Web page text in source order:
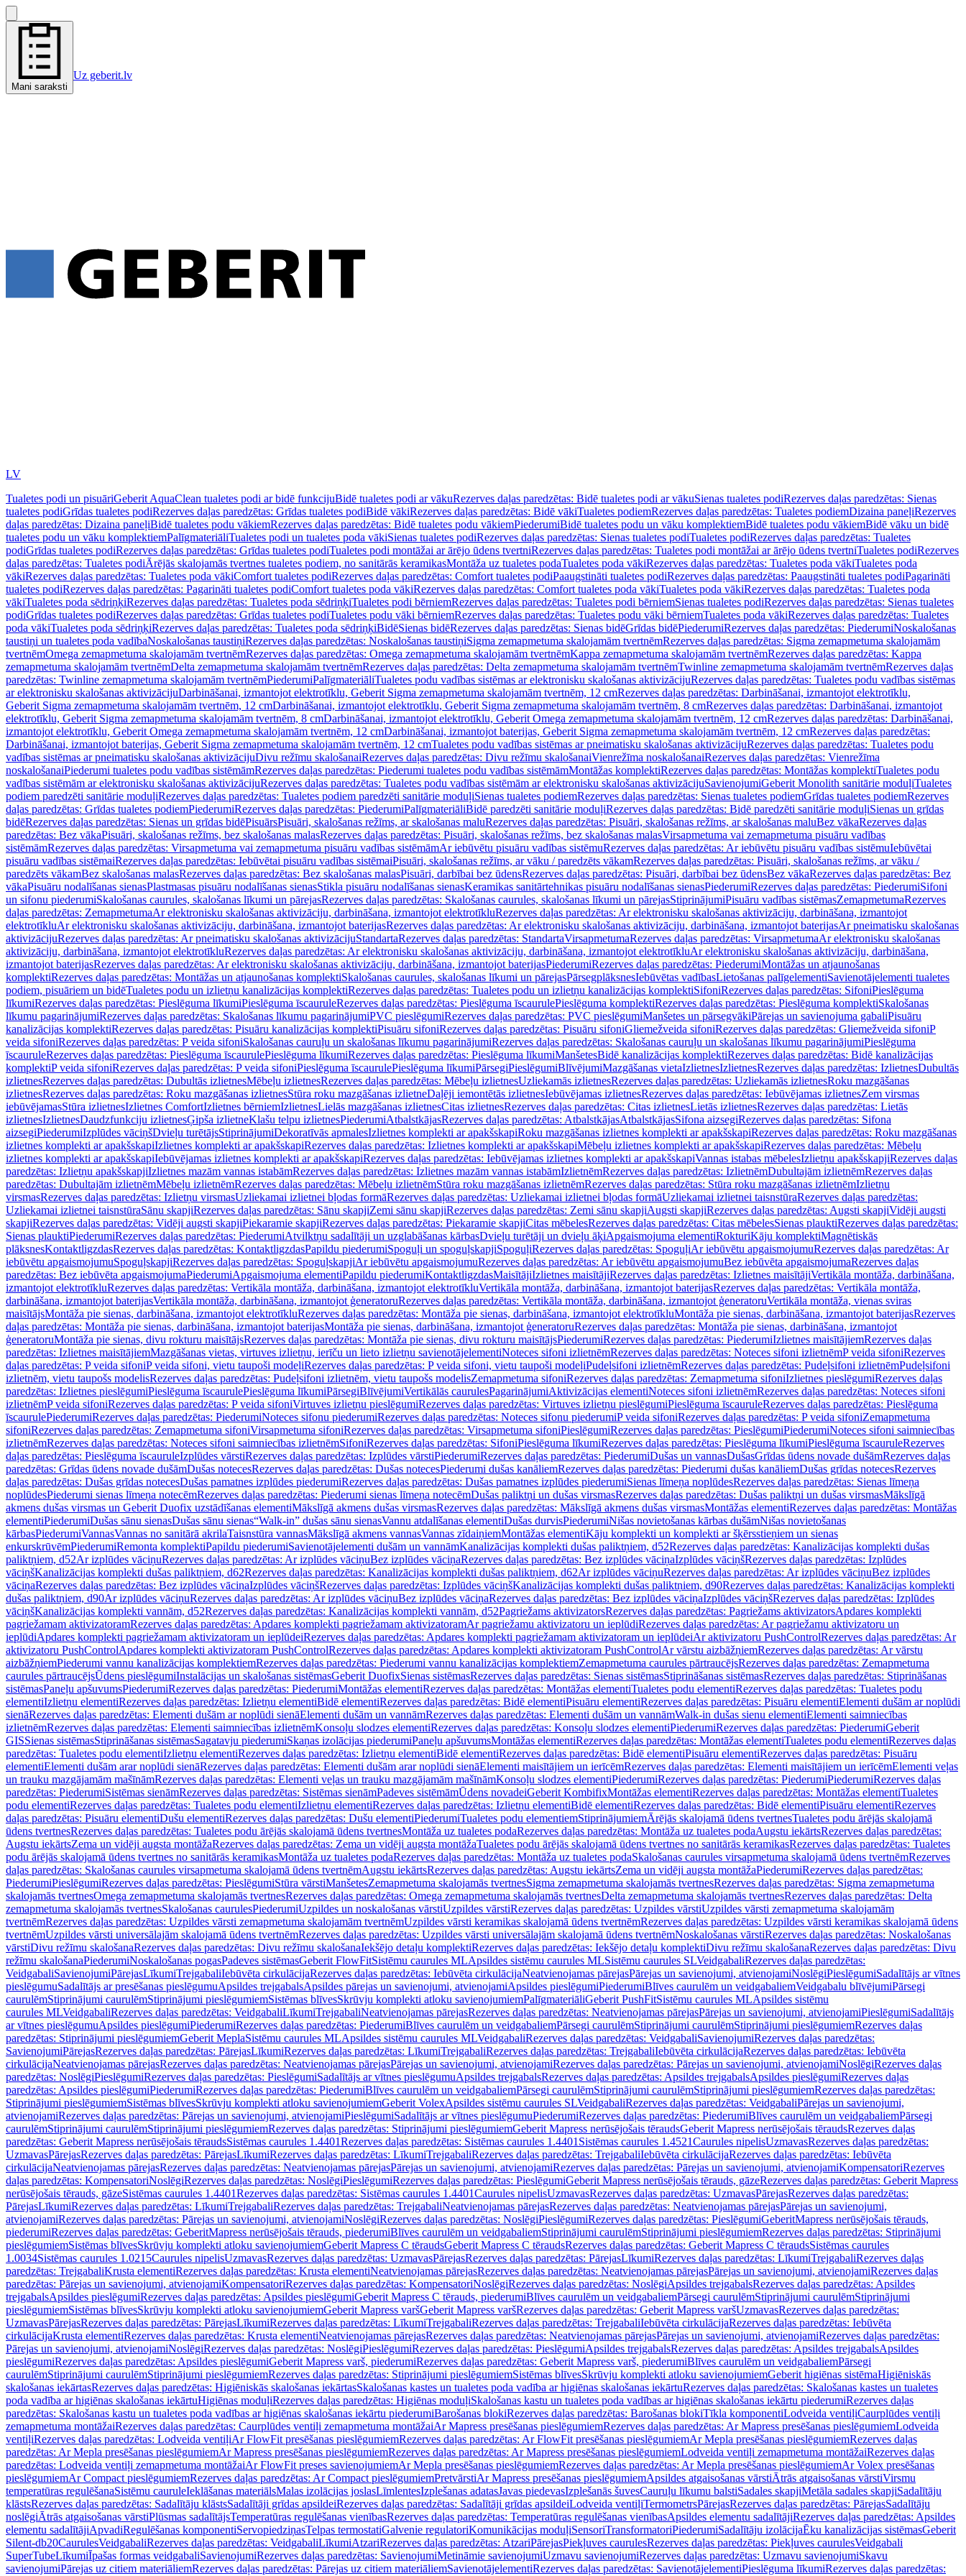
Mani saraksti
Uz geberit.lv
LV
Tualetes podi un pisuāriGeberit AquaClean tualetes podi ar bidē funkcijuBidē tualetes podi ar vākuRezerves daļas paredzētas: Bidē tualetes podi ar vākuSienas tualetes podiRezerves daļas paredzētas: Sienas
tualetes podiGrīdas tualetes podiRezerves daļas paredzētas: Grīdas tualetes podiBidē vākiRezerves daļas paredzētas: Bidē vākiTualetes podiemRezerves daļas paredzētas: Tualetes podiemDizaina paneļiRezerves
daļas paredzētas: Dizaina paneļiBidē tualetes podu vākiemRezerves daļas paredzētas: Bidē tualetes podu vākiemPiederumiBidē tualetes podu un vāku komplektiemBidē tualetes podu vākiemBidē vāku un bidē
tualetes podu un vāku komplektiemPalīgmateriāliTualetes podi un tualetes poda vākiSienas tualetes podiRezerves daļas paredzētas: Sienas tualetes podiTualetes podiRezerves daļas paredzētas: Tualetes
podiGrīdas tualetes podiRezerves daļas paredzētas: Grīdas tualetes podiTualetes podi montāžai ar ārējo ūdens tvertniRezerves daļas paredzētas: Tualetes podi montāžai ar ārējo ūdens tvertniTualetes podiRezerves
daļas paredzētas: Tualetes podiĀrējās skalojamās tvertnes tualetes podiem, no sanitārās keramikasMontāža uz tualetes podaTualetes poda vākiRezerves daļas paredzētas: Tualetes poda vākiTualetes poda
vākiRezerves daļas paredzētas: Tualetes poda vākiComfort tualetes podiRezerves daļas paredzētas: Comfort tualetes podiPaaugstināti tualetes podiRezerves daļas paredzētas: Paaugstināti tualetes podiPagarināti
tualetes podiRezerves daļas paredzētas: Pagarināti tualetes podiComfort tualetes poda vākiRezerves daļas paredzētas: Comfort tualetes poda vākiTualetes poda vākiRezerves daļas paredzētas: Tualetes poda
vākiTualetes poda sēdriņķiRezerves daļas paredzētas: Tualetes poda sēdriņķiTualetes podi bērniemRezerves daļas paredzētas: Tualetes podi bērniemSienas tualetes podiRezerves daļas paredzētas: Sienas tualetes
podiGrīdas tualetes podiRezerves daļas paredzētas: Grīdas tualetes podiTualetes podu vāki bērniemRezerves daļas paredzētas: Tualetes podu vāki bērniemTualetes poda vākiRezerves daļas paredzētas: Tualetes
poda vākiTualetes poda sēdriņķiRezerves daļas paredzētas: Tualetes poda sēdriņķiBidēSienas bidēRezerves daļas paredzētas: Sienas bidēGrīdas bidēPiederumiRezerves daļas paredzētas: PiederumiNoskalošanas
taustiņi un tualetes poda vadībaNoskalošanas taustiņiRezerves daļas paredzētas: Noskalošanas taustiņiSigma zemapmetuma skalojamām tvertnēmRezerves daļas paredzētas: Sigma zemapmetuma skalojamām
tvertnēmOmega zemapmetuma skalojamām tvertnēmRezerves daļas paredzētas: Omega zemapmetuma skalojamām tvertnēmKappa zemapmetuma skalojamām tvertnēmRezerves daļas paredzētas: Kappa
zemapmetuma skalojamām tvertnēmDelta zemapmetuma skalojamām tvertnēmRezerves daļas paredzētas: Delta zemapmetuma skalojamām tvertnēmTwinline zemapmetuma skalojamām tvertnēmRezerves daļas
paredzētas: Twinline zemapmetuma skalojamām tvertnēmPiederumiPalīgmateriāliTualetes podu vadības sistēmas ar elektronisku skalošanas aktivizācijuRezerves daļas paredzētas: Tualetes podu vadības sistēmas
ar elektronisku skalošanas aktivizācijuDarbināšanai, izmantojot elektrotīklu, Geberit Sigma zemapmetuma skalojamām tvertnēm, 12 cmRezerves daļas paredzētas: Darbināšanai, izmantojot elektrotīklu,
Geberit Sigma zemapmetuma skalojamām tvertnēm, 12 cmDarbināšanai, izmantojot elektrotīklu, Geberit Sigma zemapmetuma skalojamām tvertnēm, 8 cmRezerves daļas paredzētas: Darbināšanai, izmantojot
elektrotīklu, Geberit Sigma zemapmetuma skalojamām tvertnēm, 8 cmDarbināšanai, izmantojot elektrotīklu, Geberit Omega zemapmetuma skalojamām tvertnēm, 12 cmRezerves daļas paredzētas: Darbināšanai,
izmantojot elektrotīklu, Geberit Omega zemapmetuma skalojamām tvertnēm, 12 cmDarbināšanai, izmantojot baterijas, Geberit Sigma zemapmetuma skalojamām tvertnēm, 12 cmRezerves daļas paredzētas:
Darbināšanai, izmantojot baterijas, Geberit Sigma zemapmetuma skalojamām tvertnēm, 12 cmTualetes podu vadības sistēmas ar pneimatisku skalošanas aktivizācijuRezerves daļas paredzētas: Tualetes podu
vadības sistēmas ar pneimatisku skalošanas aktivizācijuDivu režīmu skalošanaiRezerves daļas paredzētas: Divu režīmu skalošanaiVienrežīma noskalošanaiRezerves daļas paredzētas: Vienrežīma
noskalošanaiPiederumi tualetes podu vadības sistēmāmRezerves daļas paredzētas: Piederumi tualetes podu vadības sistēmāmMontāžas komplektiRezerves daļas paredzētas: Montāžas komplektiTualetes podu
vadības sistēmām ar elektronisku skalošanas aktivizācijuRezerves daļas paredzētas: Tualetes podu vadības sistēmām ar elektronisku skalošanas aktivizācijuSavienojumiGeberit Monolith sanitārie moduļiTualetes
podiem paredzēti sanitārie moduļiRezerves daļas paredzētas: Tualetes podiem paredzēti sanitārie moduļiSienas tualetes podiemRezerves daļas paredzētas: Sienas tualetes podiemGrīdas tualetes podiemRezerves
daļas paredzētas: Grīdas tualetes podiemPiederumiRezerves daļas paredzētas: PiederumiPalīgmateriāliBidē paredzēti sanitārie moduļiRezerves daļas paredzētas: Bidē paredzēti sanitārie moduļiSienas un grīdas
bidēRezerves daļas paredzētas: Sienas un grīdas bidēPisuārsPisuāri, skalošanas režīms, ar skalošanas maluRezerves daļas paredzētas: Pisuāri, skalošanas režīms, ar skalošanas maluBez vākaRezerves daļas
paredzētas: Bez vākaPisuāri, skalošanas režīms, bez skalošanas malasRezerves daļas paredzētas: Pisuāri, skalošanas režīms, bez skalošanas malasVirsapmetuma vai zemapmetuma pisuāru vadības
sistēmāmRezerves daļas paredzētas: Virsapmetuma vai zemapmetuma pisuāru vadības sistēmāmAr iebūvētu pisuāru vadības sistēmuRezerves daļas paredzētas: Ar iebūvētu pisuāru vadības sistēmuIebūvētai
pisuāru vadības sistēmaiRezerves daļas paredzētas: Iebūvētai pisuāru vadības sistēmaiPisuāri, skalošanas režīms, ar vāku / paredzēts vākamRezerves daļas paredzētas: Pisuāri, skalošanas režīms, ar vāku /
paredzēts vākamBez skalošanas malasRezerves daļas paredzētas: Bez skalošanas malasPisuāri, darbībai bez ūdensRezerves daļas paredzētas: Pisuāri, darbībai bez ūdensBez vākaRezerves daļas paredzētas: Bez
vākaPisuāru nodalīšanas sienasPlastmasas pisuāru nodalīšanas sienasStikla pisuāru nodalīšanas sienasKeramikas sanitārtehnikas pisuāru nodalīšanas sienasPiederumiRezerves daļas paredzētas: PiederumiSifoni
un sifonu piederumiSkalošanas caurules, skalošanas līkumi un pārejasRezerves daļas paredzētas: Skalošanas caurules, skalošanas līkumi un pārejasStiprinājumiPisuāru vadības sistēmasZemapmetumaRezerves
daļas paredzētas: ZemapmetumaAr elektronisku skalošanas aktivizāciju, darbināšana, izmantojot elektrotīkluRezerves daļas paredzētas: Ar elektronisku skalošanas aktivizāciju, darbināšana, izmantojot
elektrotīkluAr elektronisku skalošanas aktivizāciju, darbināšana, izmantojot baterijasRezerves daļas paredzētas: Ar elektronisku skalošanas aktivizāciju, darbināšana, izmantojot baterijasAr pneimatisku skalošanas
aktivizācijuRezerves daļas paredzētas: Ar pneimatisku skalošanas aktivizācijuStandartaRezerves daļas paredzētas: StandartaVirsapmetumaRezerves daļas paredzētas: VirsapmetumaAr elektronisku skalošanas
aktivizāciju, darbināšana, izmantojot elektrotīkluRezerves daļas paredzētas: Ar elektronisku skalošanas aktivizāciju, darbināšana, izmantojot elektrotīkluAr elektronisku skalošanas aktivizāciju, darbināšana,
izmantojot baterijasRezerves daļas paredzētas: Ar elektronisku skalošanas aktivizāciju, darbināšana, izmantojot baterijasPiederumiRezerves daļas paredzētas: PiederumiMontāžas un atjaunošanas
komplektiRezerves daļas paredzētas: Montāžas un atjaunošanas komplektiSkalošanas caurules, skalošanas līkumi un pārejasPārsegplāksnesIebūvētas vadībasLietošanas palīgelementiSavienotājelementi tualetes
podiem, pisuāriem un bidēTualetes podu un izlietņu kanalizācijas komplektiRezerves daļas paredzētas: Tualetes podu un izlietņu kanalizācijas komplektiSifoniRezerves daļas paredzētas: SifoniPieslēguma
līkumiRezerves daļas paredzētas: Pieslēguma līkumiPieslēguma īscauruleRezerves daļas paredzētas: Pieslēguma īscaurulePieslēguma komplektiRezerves daļas paredzētas: Pieslēguma komplektiSkalošanas
līkumu pagarinājumiRezerves daļas paredzētas: Skalošanas līkumu pagarinājumiPVC pieslēgumiRezerves daļas paredzētas: PVC pieslēgumiManšetes un pārsegvākiPārejas un savienojuma gabaliPisuāru
kanalizācijas komplektiRezerves daļas paredzētas: Pisuāru kanalizācijas komplektiPisuāru sifoniRezerves daļas paredzētas: Pisuāru sifoniGliemežveida sifoniRezerves daļas paredzētas: Gliemežveida sifoniP
veida sifoniRezerves daļas paredzētas: P veida sifoniSkalošanas cauruļu un skalošanas līkumu pagarinājumiRezerves daļas paredzētas: Skalošanas cauruļu un skalošanas līkumu pagarinājumiPieslēguma
īscauruleRezerves daļas paredzētas: Pieslēguma īscaurulePieslēguma līkumiRezerves daļas paredzētas: Pieslēguma līkumiManšetesBidē kanalizācijas komplektiRezerves daļas paredzētas: Bidē kanalizācijas
komplektiP veida sifoniRezerves daļas paredzētas: P veida sifoniPieslēguma īscaurulePieslēguma līkumiPārsegiPieslēgumiBlīvējumiMazgāšanas vietaIzlietnesIzlietnesRezerves daļas paredzētas: IzlietnesDubultās
izlietnesRezerves daļas paredzētas: Dubultās izlietnesMēbeļu izlietnesRezerves daļas paredzētas: Mēbeļu izlietnesUzliekamās izlietnesRezerves daļas paredzētas: Uzliekamās izlietnesRoku mazgāšanas
izlietnesRezerves daļas paredzētas: Roku mazgāšanas izlietnesStūra roku mazgāšanas izlietneDaļēji iemontētās izlietnesIebūvējamas izlietnesRezerves daļas paredzētas: Iebūvējamas izlietnesZem virsmas
iebūvējamasStūra izlietnesIzlietnes ComfortIzlietnes bērniemIzlietnesLielās mazgāšanas izlietnesCitas izlietnesRezerves daļas paredzētas: Citas izlietnesLietās izlietnesRezerves daļas paredzētas: Lietās
izlietnesIzlietnesDaudzfunkciju izlietnesĢipša izlietneKlašu telpu izlietnesPiederumiAtbalstkājasRezerves daļas paredzētas: AtbalstkājasAtbalstkājasSifona aizsegiRezerves daļas paredzētas: Sifona
aizsegiPiederumiIzplūdes vāciņšDvieļu turētājsStiprinājumiDekoratīvās apmalesIzlietnes komplekti ar apakšskapiRoku mazgāšanas izlietnes komplekti ar apakšskapiRezerves daļas paredzētas: Roku mazgāšanas
izlietnes komplekti ar apakšskapiIzlietnes komplekti ar apakšskapiRezerves daļas paredzētas: Izlietnes komplekti ar apakšskapiMēbeļu izlietnes komplekti ar apakšskapiRezerves daļas paredzētas: Mēbeļu
izlietnes komplekti ar apakšskapiIebūvējamas izlietnes komplekti ar apakšskapiRezerves daļas paredzētas: Iebūvējamas izlietnes komplekti ar apakšskapiVannas istabas mēbelesIzlietņu apakšskapjiRezerves daļas
paredzētas: Izlietņu apakšskapjiIzlietnes mazām vannas istabāmRezerves daļas paredzētas: Izlietnes mazām vannas istabāmIzlietnēmRezerves daļas paredzētas: IzlietnēmDubultajām izlietnēmRezerves daļas
paredzētas: Dubultajām izlietnēmMēbeļu izlietnēmRezerves daļas paredzētas: Mēbeļu izlietnēmStūra roku mazgāšanas izlietnēmRezerves daļas paredzētas: Stūra roku mazgāšanas izlietnēmIzlietņu
virsmasRezerves daļas paredzētas: Izlietņu virsmasUzliekamai izlietnei bļodas formāRezerves daļas paredzētas: Uzliekamai izlietnei bļodas formāUzliekamai izlietnei taisnstūraRezerves daļas paredzētas:
Uzliekamai izlietnei taisnstūraSānu skapjiRezerves daļas paredzētas: Sānu skapjiZemi sānu skapjiRezerves daļas paredzētas: Zemi sānu skapjiAugsti skapjiRezerves daļas paredzētas: Augsti skapjiVidēji augsti
skapjiRezerves daļas paredzētas: Vidēji augsti skapjiPiekaramie skapjiRezerves daļas paredzētas: Piekaramie skapjiCitas mēbelesRezerves daļas paredzētas: Citas mēbelesSienas plauktiRezerves daļas paredzētas:
Sienas plauktiPiederumiRezerves daļas paredzētas: PiederumiAtvilktņu sadalītāji un uzglabāšanas kārbasDvieļu turētāji un dvieļu āķiApgaismojuma elementiRokturiKāju komplektiMagnētiskās
plāksnesKontaktligzdasRezerves daļas paredzētas: KontaktligzdasPapildu piederumiSpoguļi un spoguļskapjiSpoguļiRezerves daļas paredzētas: SpoguļiAr iebūvētu apgaismojumuRezerves daļas paredzētas: Ar
iebūvētu apgaismojumuSpoguļskapjiRezerves daļas paredzētas: SpoguļskapjiAr iebūvētu apgaismojumuRezerves daļas paredzētas: Ar iebūvētu apgaismojumuBez iebūvēta apgaismojumaRezerves daļas
paredzētas: Bez iebūvēta apgaismojumaPiederumiApgaismojuma elementiPapildu piederumiKontaktligzdasMaisītājiIzlietnes maisītājiRezerves daļas paredzētas: Izlietnes maisītājiVertikāla montāža, darbināšana,
izmantojot elektrotīkluRezerves daļas paredzētas: Vertikāla montāža, darbināšana, izmantojot elektrotīkluVertikāla montāža, darbināšana, izmantojot baterijasRezerves daļas paredzētas: Vertikāla montāža,
darbināšana, izmantojot baterijasVertikāla montāža, darbināšana, izmantojot ģeneratoruRezerves daļas paredzētas: Vertikāla montāža, darbināšana, izmantojot ģeneratoruVertikāla montāža, vienas sviras
maisītājsMontāža pie sienas, darbināšana, izmantojot elektrotīkluRezerves daļas paredzētas: Montāža pie sienas, darbināšana, izmantojot elektrotīkluMontāža pie sienas, darbināšana, izmantojot baterijasRezerves
daļas paredzētas: Montāža pie sienas, darbināšana, izmantojot baterijasMontāža pie sienas, darbināšana, izmantojot ģeneratoruRezerves daļas paredzētas: Montāža pie sienas, darbināšana, izmantojot
ģeneratoruMontāža pie sienas, divu rokturu maisītājsRezerves daļas paredzētas: Montāža pie sienas, divu rokturu maisītājsPiederumiRezerves daļas paredzētas: PiederumiIzlietnes maisītājiemRezerves daļas
paredzētas: Izlietnes maisītājiemMazgāšanas vietas, virtuves izlietņu, ierīču un lieto izlietņu savienotājelementiNoteces sifoni izlietnēmRezerves daļas paredzētas: Noteces sifoni izlietnēmP veida sifoniRezerves
daļas paredzētas: P veida sifoniP veida sifoni, vietu taupoši modeļiRezerves daļas paredzētas: P veida sifoni, vietu taupoši modeļiPudeļsifoni izlietnēmRezerves daļas paredzētas: Pudeļsifoni izlietnēmPudeļsifoni
izlietnēm, vietu taupošs modelisRezerves daļas paredzētas: Pudeļsifoni izlietnēm, vietu taupošs modelisZemapmetuma sifoniRezerves daļas paredzētas: Zemapmetuma sifoniIzlietnes pieslēgumiRezerves daļas
paredzētas: Izlietnes pieslēgumiPieslēguma īscaurulePieslēguma līkumiPārsegiBlīvējumiVertikālās caurulesPagarinājumiAktivizācijas elementiNoteces sifoni izlietnēmRezerves daļas paredzētas: Noteces sifoni
izlietnēmP veida sifoniRezerves daļas paredzētas: P veida sifoniVirtuves izlietņu pieslēgumiRezerves daļas paredzētas: Virtuves izlietņu pieslēgumiPieslēguma īscauruleRezerves daļas paredzētas: Pieslēguma
īscaurulePiederumiRezerves daļas paredzētas: PiederumiNoteces sifonu piederumiRezerves daļas paredzētas: Noteces sifonu piederumiP veida sifoniRezerves daļas paredzētas: P veida sifoniZemapmetuma
sifoniRezerves daļas paredzētas: Zemapmetuma sifoniVirsapmetuma sifoniRezerves daļas paredzētas: Virsapmetuma sifoniPieslēgumiRezerves daļas paredzētas: PieslēgumiPiederumiNoteces sifoni saimniecības
izlietnēmRezerves daļas paredzētas: Noteces sifoni saimniecības izlietnēmSifoniRezerves daļas paredzētas: SifoniPieslēguma līkumiRezerves daļas paredzētas: Pieslēguma līkumiPieslēguma īscauruleRezerves
daļas paredzētas: Pieslēguma īscauruleIzplūdes vārstiRezerves daļas paredzētas: Izplūdes vārstiPiederumiRezerves daļas paredzētas: PiederumiDušas un vannasDušasGrīdas ūdens novade dušāmRezerves daļas
paredzētas: Grīdas ūdens novade dušāmDušas notecesRezerves daļas paredzētas: Dušas notecesPiederumi dušas kanāliemRezerves daļas paredzētas: Piederumi dušas kanāliemDušas grīdas notecesRezerves
daļas paredzētas: Dušas grīdas notecesDušas pamatnes izplūdes piederumiRezerves daļas paredzētas: Dušas pamatnes izplūdes piederumiSienas līmeņa noplūdesRezerves daļas paredzētas: Sienas līmeņa
noplūdesPiederumi sienas līmeņa notecēmRezerves daļas paredzētas: Piederumi sienas līmeņa notecēmDušas paliktņi un dušas virsmasRezerves daļas paredzētas: Dušas paliktņi un dušas virsmasMākslīgā
akmens dušas virsmas un Geberit Duofix uzstādīšanas elementiMākslīgā akmens dušas virsmasRezerves daļas paredzētas: Mākslīgā akmens dušas virsmasMontāžas elementiRezerves daļas paredzētas: Montāžas
elementiPiederumiDušas sānu sienasDušas sānu sienas“Walk-in” dušas sānu sienasVannu atdalīšanas elementiDušas durvisPiederumiNišas novietošanas kārbas dušāmNišas novietošanas
kārbasPiederumiVannasVannas no sanitārā akrilaTaisnstūra vannasMākslīgā akmens vannasVannas zīdaiņiemMontāžas elementiKāju komplekti un komplekti ar šķērsstieņiem un sienas
enkurskrūvēmPiederumiRemonta komplektiPapildu piederumiSavienotājelementi dušām un vannāmKanalizācijas komplekti dušas paliktņiem, d52Rezerves daļas paredzētas: Kanalizācijas komplekti dušas
paliktņiem, d52Ar izplūdes vāciņuRezerves daļas paredzētas: Ar izplūdes vāciņuBez izplūdes vāciņaRezerves daļas paredzētas: Bez izplūdes vāciņaIzplūdes vāciņšRezerves daļas paredzētas: Izplūdes
vāciņšKanalizācijas komplekti dušas paliktņiem, d62Rezerves daļas paredzētas: Kanalizācijas komplekti dušas paliktņiem, d62Ar izplūdes vāciņuRezerves daļas paredzētas: Ar izplūdes vāciņuBez izplūdes
vāciņaRezerves daļas paredzētas: Bez izplūdes vāciņaIzplūdes vāciņšRezerves daļas paredzētas: Izplūdes vāciņšKanalizācijas komplekti dušas paliktņiem, d90Rezerves daļas paredzētas: Kanalizācijas komplekti
dušas paliktņiem, d90Ar izplūdes vāciņuRezerves daļas paredzētas: Ar izplūdes vāciņuBez izplūdes vāciņaRezerves daļas paredzētas: Bez izplūdes vāciņaIzplūdes vāciņšRezerves daļas paredzētas: Izplūdes
vāciņšKanalizācijas komplekti vannām, d52Rezerves daļas paredzētas: Kanalizācijas komplekti vannām, d52Pagriežams aktivizatorsRezerves daļas paredzētas: Pagriežams aktivizatorsApdares komplekti
pagriežamam aktivizatoramRezerves daļas paredzētas: Apdares komplekti pagriežamam aktivizatoramAr pagriežamu aktivizatoru un ieplūdiRezerves daļas paredzētas: Ar pagriežamu aktivizatoru un
ieplūdiApdares komplekti pagriežamam aktivizatoram un ieplūdeiRezerves daļas paredzētas: Apdares komplekti pagriežamam aktivizatoram un ieplūdeiAr aktivizatoru PushControlRezerves daļas paredzētas: Ar
aktivizatoru PushControlApdares komplekti aktivizatoram PushControlRezerves daļas paredzētas: Apdares komplekti aktivizatoram PushControlAr vārstu aizbāžņiemRezerves daļas paredzētas: Ar vārstu
aizbāžņiemPiederumi vannu kanalizācijas komplektiemRezerves daļas paredzētas: Piederumi vannu kanalizācijas komplektiemZemapmetuma caurules pārtraucējsRezerves daļas paredzētas: Zemapmetuma
caurules pārtraucējsŪdens pieslēgumiInstalācijas un skalošanas sistēmasGeberit DuofixSienas sistēmasRezerves daļas paredzētas: Sienas sistēmasStiprināšanas sistēmasRezerves daļas paredzētas: Stiprināšanas
sistēmasPaneļu apšuvumsPiederumiRezerves daļas paredzētas: PiederumiMontāžas elementiRezerves daļas paredzētas: Montāžas elementiTualetes podu elementiRezerves daļas paredzētas: Tualetes podu
elementiIzlietņu elementiRezerves daļas paredzētas: Izlietņu elementiBidē elementiRezerves daļas paredzētas: Bidē elementiPisuāru elementiRezerves daļas paredzētas: Pisuāru elementiElementi dušām ar noplūdi
sienāRezerves daļas paredzētas: Elementi dušām ar noplūdi sienāElementi dušām un vannāmRezerves daļas paredzētas: Elementi dušām un vannāmWalk-in dušas sienu elementiElementi saimniecības
izlietnēmRezerves daļas paredzētas: Elementi saimniecības izlietnēmKonsoļu slodzes elementiRezerves daļas paredzētas: Konsoļu slodzes elementiPiederumiRezerves daļas paredzētas: PiederumiGeberit
GISSienas sistēmasStiprināšanas sistēmasSagatavju piederumiSkaņas izolācijas piederumiPaneļu apšuvumsMontāžas elementiRezerves daļas paredzētas: Montāžas elementiTualetes podu elementiRezerves daļas
paredzētas: Tualetes podu elementiIzlietņu elementiRezerves daļas paredzētas: Izlietņu elementiBidē elementiRezerves daļas paredzētas: Bidē elementiPisuāru elementiRezerves daļas paredzētas: Pisuāru
elementiElementi dušām arar noplūdi sienāRezerves daļas paredzētas: Elementi dušām arar noplūdi sienāElementi maisītājiem un ierīcēmRezerves daļas paredzētas: Elementi maisītājiem un ierīcēmElementi veļas
un trauku mazgājamām mašīnāmRezerves daļas paredzētas: Elementi veļas un trauku mazgājamām mašīnāmKonsoļu slodzes elementiPiederumiRezerves daļas paredzētas: PiederumiPiederumiRezerves daļas
paredzētas: PiederumiSistēmas sienāmRezerves daļas paredzētas: Sistēmas sienāmPadeves sistēmāmŪdens novadeiGeberit KombifixMontāžas elementiRezerves daļas paredzētas: Montāžas elementiTualetes
podu elementiRezerves daļas paredzētas: Tualetes podu elementiIzlietņu elementiRezerves daļas paredzētas: Izlietņu elementiBidē elementiRezerves daļas paredzētas: Bidē elementiPisuāru elementiRezerves
daļas paredzētas: Pisuāru elementiDušu elementiRezerves daļas paredzētas: Dušu elementiPiederumiTualetes podu elementiemStiprinājumiemĀrējās skalojamā ūdens tvertnesTualetes podu ārējās skalojamā
ūdens tvertnesRezerves daļas paredzētas: Tualetes podu ārējās skalojamā ūdens tvertnesMontāža uz tualetes podaRezerves daļas paredzētas: Montāža uz tualetes podaAugstu iekārtsRezerves daļas paredzētas:
Augstu iekārtsZema un vidēji augsta montāžaRezerves daļas paredzētas: Zema un vidēji augsta montāžaTualetes podu ārējās skalojamā ūdens tvertnes no sanitārās keramikasRezerves daļas paredzētas: Tualetes
podu ārējās skalojamā ūdens tvertnes no sanitārās keramikasMontāža uz tualetes podaRezerves daļas paredzētas: Montāža uz tualetes podaSkalošanas caurules virsapmetuma skalojamā ūdens tvertnēmRezerves
daļas paredzētas: Skalošanas caurules virsapmetuma skalojamā ūdens tvertnēmAugstu iekārtsRezerves daļas paredzētas: Augstu iekārtsZema un vidēji augsta montāžaPiederumiRezerves daļas paredzētas:
PiederumiPieslēgumiRezerves daļas paredzētas: PieslēgumiStūra vārstiManšetesZemapmetuma skalojamās tvertnesSigma zemapmetuma skalojamās tvertnesRezerves daļas paredzētas: Sigma zemapmetuma
skalojamās tvertnesOmega zemapmetuma skalojamās tvertnesRezerves daļas paredzētas: Omega zemapmetuma skalojamās tvertnesDelta zemapmetuma skalojamās tvertnesRezerves daļas paredzētas: Delta
zemapmetuma skalojamās tvertnesSkalošanas caurulesPiederumiUzpildes un noskalošanas vārstiUzpildes vārstiRezerves daļas paredzētas: Uzpildes vārstiUzpildes vārsti zemapmetuma skalojamām
tvertnēmRezerves daļas paredzētas: Uzpildes vārsti zemapmetuma skalojamām tvertnēmUzpildes vārsti keramikas skalojamā ūdens tvertnēmRezerves daļas paredzētas: Uzpildes vārsti keramikas skalojamā ūdens
tvertnēmUzpildes vārsti universālajām skalojamā ūdens tvertnēmRezerves daļas paredzētas: Uzpildes vārsti universālajām skalojamā ūdens tvertnēmNoskalošanas vārstiRezerves daļas paredzētas: Noskalošanas
vārstiDivu režīmu skalošanaRezerves daļas paredzētas: Divu režīmu skalošanaIekšējo detaļu komplektiRezerves daļas paredzētas: Iekšējo detaļu komplektiDivu režīmu skalošanaRezerves daļas paredzētas: Divu
režīmu skalošanaPiederumiNoskalošanas pogasPadeves sistēmasGeberit FlowFitSistēmu caurules MLApsildes sistēmu caurules MLSistēmu caurules SLVeidgabaliRezerves daļas paredzētas:
VeidgabaliSavienojumiPārejasLīkumiTrejgabaliIebūvēta cirkulācijaRezerves daļas paredzētas: Iebūvēta cirkulācijaNeatvienojamas pārejasPārejas un savienojumi, atvienojamiNoslēgiPieslēgumiSadalītājs ar vītnes
pieslēgumuSadalītājs ar presēšanas pieslēgumuApsildes trejgabalsApsildes pārejas un savienojumi, atvienojamiApsildes pieslēgumiPiederumiBlīves caurulēm un veidgabaliemVeidgabalu blīvējumiPārsegi
caurulēmStiprinājumi caurulēmStiprinājumi pieslēgumiemSistēmas blīvesSkrūvju komplekti atloku savienojumiemPalīgmateriāliGeberit PushFitSistēmu caurules MLApsildes sistēmu
caurules MLVeidgabaliRezerves daļas paredzētas: VeidgabaliLīkumiTrejgabaliNeatvienojamas pārejasRezerves daļas paredzētas: Neatvienojamas pārejasPārejas un savienojumi, atvienojamiPieslēgumiSadalītājs
ar vītnes pieslēgumuApsildes pieslēgumiPiederumiRezerves daļas paredzētas: PiederumiBlīves caurulēm un veidgabaliemPārsegi caurulēmStiprinājumi caurulēmStiprinājumi pieslēgumiemRezerves daļas
paredzētas: Stiprinājumi pieslēgumiemGeberit MeplaSistēmu caurules MLApsildes sistēmu caurules MLVeidgabaliRezerves daļas paredzētas: VeidgabaliSavienojumiRezerves daļas paredzētas:
SavienojumiPārejasRezerves daļas paredzētas: PārejasLīkumiRezerves daļas paredzētas: LīkumiTrejgabaliRezerves daļas paredzētas: TrejgabaliIebūvēta cirkulācijaRezerves daļas paredzētas: Iebūvēta
cirkulācijaNeatvienojamas pārejasRezerves daļas paredzētas: Neatvienojamas pārejasPārejas un savienojumi, atvienojamiRezerves daļas paredzētas: Pārejas un savienojumi, atvienojamiNoslēgiRezerves daļas
paredzētas: NoslēgiPieslēgumiRezerves daļas paredzētas: PieslēgumiSadalītājs ar vītnes pieslēgumuApsildes trejgabalsRezerves daļas paredzētas: Apsildes trejgabalsApsildes pieslēgumiRezerves daļas
paredzētas: Apsildes pieslēgumiPiederumiRezerves daļas paredzētas: PiederumiBlīves caurulēm un veidgabaliemPārsegi caurulēmStiprinājumi caurulēmStiprinājumi pieslēgumiemRezerves daļas paredzētas:
Stiprinājumi pieslēgumiemSistēmas blīvesSkrūvju komplekti atloku savienojumiemGeberit VolexApsildes sistēmu caurules SLVeidgabaliRezerves daļas paredzētas: VeidgabaliPārejas un savienojumi,
atvienojamiRezerves daļas paredzētas: Pārejas un savienojumi, atvienojamiPieslēgumiSadalītājs ar vītnes pieslēgumuPiederumiRezerves daļas paredzētas: PiederumiBlīves caurulēm un veidgabaliemPārsegi
caurulēmStiprinājumi caurulēmStiprinājumi pieslēgumiemRezerves daļas paredzētas: Stiprinājumi pieslēgumiemGeberit Mapress nerūsējošais tēraudsGeberit Mapress nerūsējošais tēraudsRezerves daļas
paredzētas: Geberit Mapress nerūsējošais tēraudsSistēmas caurules 1.4401Rezerves daļas paredzētas: Sistēmas caurules 1.4401 Sistēmas caurules 1.4521Caurules nipelisUzmavasRezerves daļas paredzētas:
UzmavasPārejasRezerves daļas paredzētas: PārejasLīkumiRezerves daļas paredzētas: LīkumiTrejgabaliRezerves daļas paredzētas: TrejgabaliIebūvēta cirkulācijaRezerves daļas paredzētas: Iebūvēta
cirkulācijaNeatvienojamas pārejasRezerves daļas paredzētas: Neatvienojamas pārejasPārejas un savienojumi, atvienojamiRezerves daļas paredzētas: Pārejas un savienojumi, atvienojamiKompensatoriRezerves
daļas paredzētas: KompensatoriNoslēgiRezerves daļas paredzētas: NoslēgiPieslēgumiRezerves daļas paredzētas: PieslēgumiGeberit Mapress nerūsējošais tērauds, gāzeRezerves daļas paredzētas: Geberit Mapress
nerūsējošais tērauds, gāzeSistēmas caurules 1.4401Rezerves daļas paredzētas: Sistēmas caurules 1.4401Caurules nipelisUzmavasRezerves daļas paredzētas: UzmavasPārejasRezerves daļas paredzētas:
PārejasLīkumiRezerves daļas paredzētas: LīkumiTrejgabaliRezerves daļas paredzētas: TrejgabaliNeatvienojamas pārejasRezerves daļas paredzētas: Neatvienojamas pārejasPārejas un savienojumi,
atvienojamiRezerves daļas paredzētas: Pārejas un savienojumi, atvienojamiNoslēgiRezerves daļas paredzētas: NoslēgiPieslēgumiRezerves daļas paredzētas: PieslēgumiGeberitMapress nerūsējošais tērauds,
piederumiRezerves daļas paredzētas: GeberitMapress nerūsējošais tērauds, piederumiBlīves caurulēm un veidgabaliemStiprinājumi caurulēmStiprinājumi pieslēgumiemRezerves daļas paredzētas: Stiprinājumi
pieslēgumiemSistēmas blīvesSkrūvju komplekti atloku savienojumiemGeberit Mapress C tēraudsGeberit Mapress C tēraudsRezerves daļas paredzētas: Geberit Mapress C tēraudsSistēmas caurules
1.0034Sistēmas caurules 1.0215Caurules nipelisUzmavasRezerves daļas paredzētas: UzmavasPārejasRezerves daļas paredzētas: PārejasLīkumiRezerves daļas paredzētas: LīkumiTrejgabaliRezerves daļas
paredzētas: TrejgabaliKrusta elementiRezerves daļas paredzētas: Krusta elementiNeatvienojamas pārejasRezerves daļas paredzētas: Neatvienojamas pārejasPārejas un savienojumi, atvienojamiRezerves daļas
paredzētas: Pārejas un savienojumi, atvienojamiKompensatoriRezerves daļas paredzētas: KompensatoriNoslēgiRezerves daļas paredzētas: NoslēgiApsildes trejgabalsRezerves daļas paredzētas: Apsildes
trejgabalsApsildes pieslēgumiRezerves daļas paredzētas: Apsildes pieslēgumiGeberit Mapress C tērauds, piederumiBlīves caurulēm un veidgabaliemPārsegi caurulēmStiprinājumi caurulēmStiprinājumi
pieslēgumiemSistēmas blīvesSkrūvju komplekti atloku savienojumiemGeberit Mapress varšGeberit Mapress varšRezerves daļas paredzētas: Geberit Mapress varšUzmavasRezerves daļas paredzētas:
UzmavasPārejasRezerves daļas paredzētas: PārejasLīkumiRezerves daļas paredzētas: LīkumiTrejgabaliRezerves daļas paredzētas: TrejgabaliIebūvēta cirkulācijaRezerves daļas paredzētas: Iebūvēta
cirkulācijaKrusta elementiRezerves daļas paredzētas: Krusta elementiNeatvienojamas pārejasRezerves daļas paredzētas: Neatvienojamas pārejasPārejas un savienojumi, atvienojamiRezerves daļas paredzētas:
Pārejas un savienojumi, atvienojamiNoslēgiRezerves daļas paredzētas: NoslēgiPieslēgumiRezerves daļas paredzētas: PieslēgumiApsildes trejgabalsRezerves daļas paredzētas: Apsildes trejgabalsApsildes
pieslēgumiRezerves daļas paredzētas: Apsildes pieslēgumiGeberit Mapress varš, piederumiRezerves daļas paredzētas: Geberit Mapress varš, piederumiBlīves caurulēm un veidgabaliemPārsegi
caurulēmStiprinājumi caurulēmStiprinājumi pieslēgumiemRezerves daļas paredzētas: Stiprinājumi pieslēgumiemSistēmas blīvesSkrūvju komplekti atloku savienojumiemGeberit higiēnas sistēmaHigiēniskās
skalošanas iekārtasRezerves daļas paredzētas: Higiēniskās skalošanas iekārtasSkalošanas kastes un tualetes poda vadība ar higiēnas skalošanas iekārtuRezerves daļas paredzētas: Skalošanas kastes un tualetes
poda vadība ar higiēnas skalošanas iekārtuHigiēnas moduļiRezerves daļas paredzētas: Higiēnas moduļiSkalošanas kastu un tualetes poda vadības ar higiēnas skalošanas iekārtu piederumiRezerves daļas
paredzētas: Skalošanas kastu un tualetes poda vadības ar higiēnas skalošanas iekārtu piederumiBarošanas blokiRezerves daļas paredzētas: Barošanas blokiTīkla komponentiLodveida ventiļiCaurplūdes ventiļi
zemapmetuma montāžaiRezerves daļas paredzētas: Caurplūdes ventiļi zemapmetuma montāžaiAr Mapress presēšanas pieslēgumiemRezerves daļas paredzētas: Ar Mapress presēšanas pieslēgumiemLodveida
ventiļiRezerves daļas paredzētas: Lodveida ventiļiAr FlowFit presēšanas pieslēgumiemRezerves daļas paredzētas: Ar FlowFit presēšanas pieslēgumiemAr Mepla presēšanas pieslēgumiemRezerves daļas
paredzētas: Ar Mepla presēšanas pieslēgumiemAr Mapress presēšanas pieslēgumiemRezerves daļas paredzētas: Ar Mapress presēšanas pieslēgumiemLodveida ventiļi zemapmetuma montāžaiRezerves daļas
paredzētas: Lodveida ventiļi zemapmetuma montāžaiAr FlowFit preses savienojumiemAr Mepla presēšanas pieslēgumiemRezerves daļas paredzētas: Ar Mepla presēšanas pieslēgumiemAr Volex presēšanas
pieslēgumiemAr Compact pieslēgumiemRezerves daļas paredzētas: Ar Compact pieslēgumiemPretvārstiAr Mapress presēšanas pieslēgumiemApsildes atgaisošanas vārstiĀtrās atgaisošanas vārstiVirsmu
temperatūras regulēšanaSistēmu cauruleIeklāšanas materiālsMalas izolācijas joslasLīmlentesIzplešanas adatasJavas piedevasIzplešanās šuvesCauruļu līkumu balstiSadales skapjiMetāla sadales skapjiSadalītāju
klāstsRezerves daļas paredzētas: Sadalītāju klāstsSadalītāji grīdas apsildeiRezerves daļas paredzētas: Sadalītāji grīdas apsildeiLodveida ventiļiTermometrsPārejasRezerves daļas paredzētas: PārejasSadalītāju
noslēgiĀtrās atgaisošanas vārstiPlūsmas sadalītājsTemperatūras regulēšanas vienībasRezerves daļas paredzētas: Temperatūras regulēšanas vienībasApsildes elementu sadalītājiRezerves daļas paredzētas: Apsildes
elementu sadalītājiApvadiRegulēšanas komponentiServopiedziņasTelpas termostatiGalvenie regulatoriKomunikācijas moduļiSensoriTransformatoriPiederumiSadalītāju izolācijaĒku kanalizācijas sistēmasGeberit
Silent-db20CaurulesVeidgabaliRezerves daļas paredzētas: VeidgabaliLīkumiAtzariRezerves daļas paredzētas: AtzariPārejasPiekļuves caurulesRezerves daļas paredzētas: Piekļuves caurulesVeidgabali
SuperTubeLīkumiĪpašas formas veidgabaliSavienojumiRezerves daļas paredzētas: SavienojumiMetināmie savienojumiUzmavu savienojumiRezerves daļas paredzētas: Uzmavu savienojumiSkavu
savienojumiPārejas uz citiem materiāliemRezerves daļas paredzētas: Pārejas uz citiem materiāliemSavienotājelementiRezerves daļas paredzētas: SavienotājelementiPieslēguma līkumiRezerves daļas paredzētas: